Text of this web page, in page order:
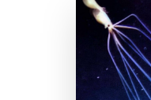
初回30日間無料お試し